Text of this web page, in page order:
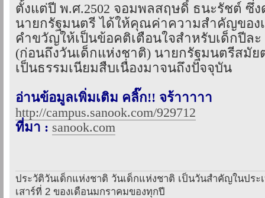
ตั้งแต่ปี พ.ศ.2502 จอมพลสฤษดิ์ ธนะรัชต์ ซึ่
นายกรัฐมนตรี ได้ให้คุณค่าความสำคัญของ
คำขวัญให้เป็นข้อคติเตือนใจสำหรับเด็กปีล
(ก่อนถึงวันเด็กแห่งชาติ) นายกรัฐมนตรีสมัย
เป็นธรรมเนียมสืบเนื่องมาจนถึงปัจจุบัน
อ่านข้อมูลเพิ่มเติม คลิ๊ก!! จร้าาาาา
http://campus.sanook.com/929712
ที่มา : sanook.com
ประวัติวันเด็กแห่งชาติ วันเด็กแห่งชาติ เป็นวันสำคัญในประ
เสาร์ที่ 2 ของเดือนมกราคมของทุกปี